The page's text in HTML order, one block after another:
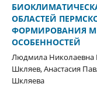
ОБЛАСТЕЙ
ФОРМИРОВАНИЯ
ОСОБЕННОСТЕЙ
Людмила Николаевна
Шкляев, Анастасия
Шкляева